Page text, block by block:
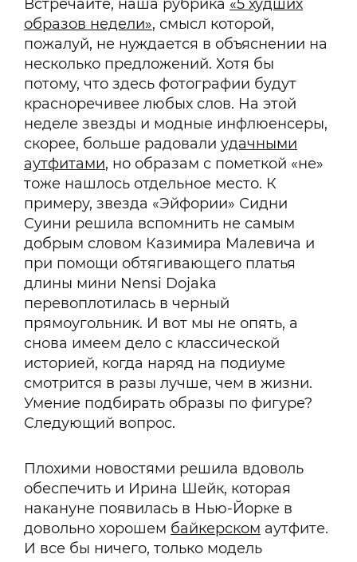
Встречайте, наша рубрика «5 худших
образов недели», смысл которой,
пожалуй, не нуждается в объяснении на
несколько предложений. Хотя бы
потому, что здесь фотографии будут
красноречивее любых слов. На этой
неделе звезды и модные инфлюенсеры,
скорее, больше радовали удачными
аутфитами, но образам с пометкой «не»
тоже нашлось отдельное место. К
примеру, звезда «Эйфории» Сидни
Суини решила вспомнить не самым
добрым словом Казимира Малевича и
при помощи обтягивающего платья
длины мини Nensi Dojaka
перевоплотилась в черный
прямоугольник. И вот мы не опять, а
снова имеем дело с классической
историей, когда наряд на подиуме
смотрится в разы лучше, чем в жизни.
Умение подбирать образы по фигуре?
Следующий вопрос.
Плохими новостями решила вдоволь
обеспечить и Ирина Шейк, которая
накануне появилась в Нью-Йорке в
довольно хорошем байкерском аутфите.
И все бы ничего, только модель